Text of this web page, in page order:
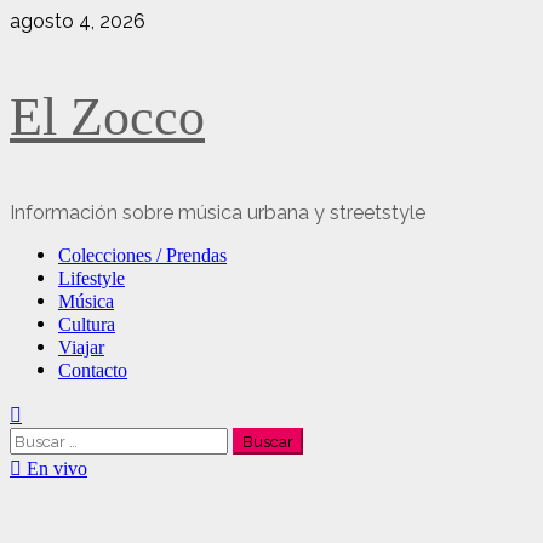
Saltar
agosto 4, 2026
El Zocco
Información sobre música urbana y streetstyle
Menú
principal
Colecciones / Prendas
Lifestyle
Música
Cultura
Viajar
Contacto
Buscar:
En vivo